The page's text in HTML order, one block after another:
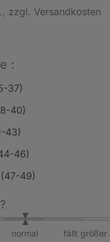
, zzgl. Versandkosten
:
37)
40)
43)
46)
49)
fällt größer
normal